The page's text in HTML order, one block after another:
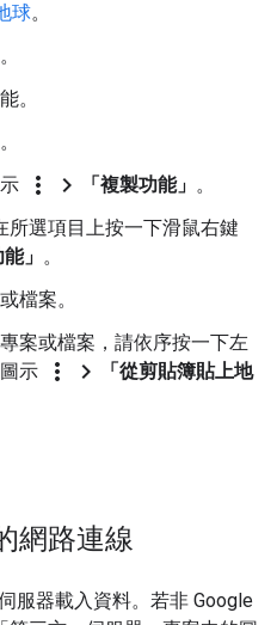
球。
。
more_vert chevron_right 「複製功能」 。
所選項目上按一下滑鼠右鍵
」 。
檔案。
案或檔案，請依序按一下左
示
more_vert chevron_right
「從剪貼簿貼上地
網路連線
服器載入資料。若非 Google